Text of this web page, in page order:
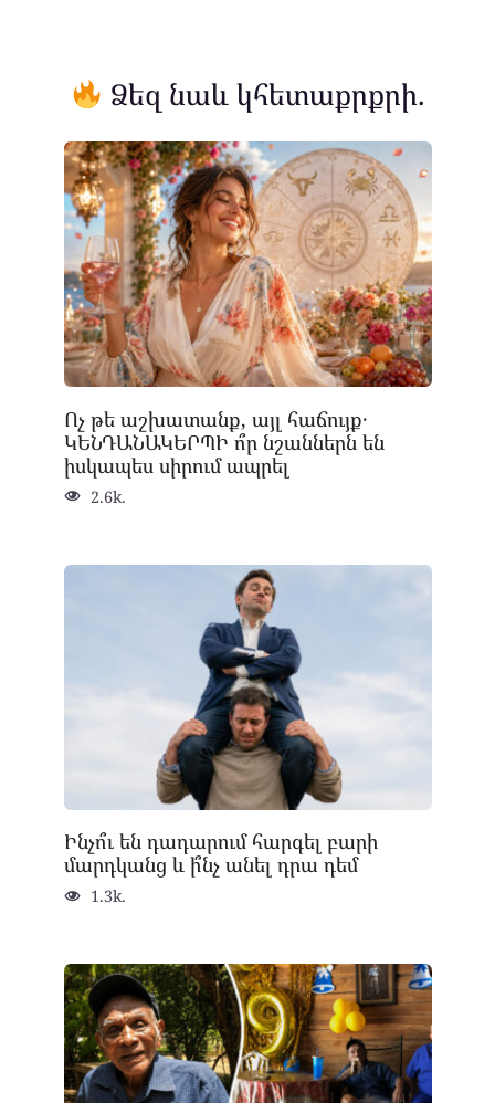
Ձեզ նաև կհետաքրքրի.
Ոչ թե աշխատանք, այլ հաճույք․
ԿԵՆԴԱՆԱԿԵՐՊԻ ո՞ր նշաններն են
իսկապես սիրում ապրել
2.6k.
Ինչո՞ւ են դադարում հարգել բարի
մարդկանց և ի՞նչ անել դրա դեմ
1.3k.